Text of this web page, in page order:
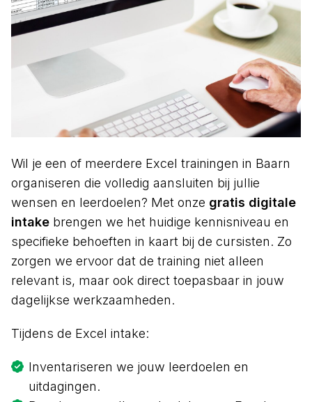
Wil je een of meerdere Excel trainingen in Baarn
organiseren die volledig aansluiten bij jullie
wensen en leerdoelen? Met onze gratis digitale
intake brengen we het huidige kennisniveau en
specifieke behoeften in kaart bij de cursisten. Zo
zorgen we ervoor dat de training niet alleen
relevant is, maar ook direct toepasbaar in jouw
dagelijkse werkzaamheden.
Tijdens de Excel intake:
Inventariseren we jouw leerdoelen en
uitdagingen.